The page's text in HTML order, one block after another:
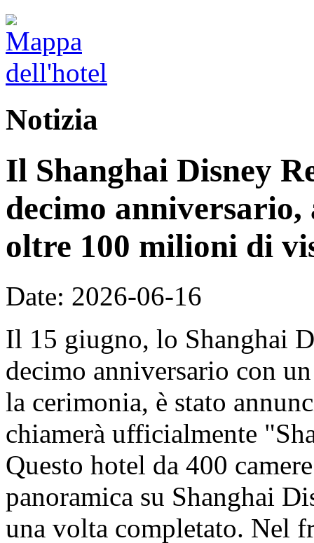
Notizia
Il Shanghai Disney
decimo
oltre 100 milioni di
Date: 2026-06-16
Il 15 giugno, lo Shanghai
decimo anniversario con
la cerimonia, è stato
chiamerà ufficialmente
Questo hotel da 400
panoramica su Shanghai
una volta completato. Nel